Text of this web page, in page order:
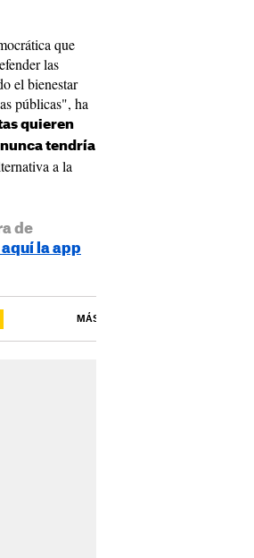
que
las
el bienestar
públicas", ha
quieren
tendría
a la
de
la app
MÁS